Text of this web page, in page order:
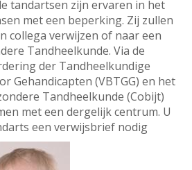
tandartsen zijn ervaren in het
met een beperking. Zij zullen
collega verwijzen of naar een
Tandheelkunde. Via de
der Tandheelkundige
Gehandicapten (VBTGG) en het
Tandheelkunde (Cobijt)
met een dergelijk centrum. U
een verwijsbrief nodig